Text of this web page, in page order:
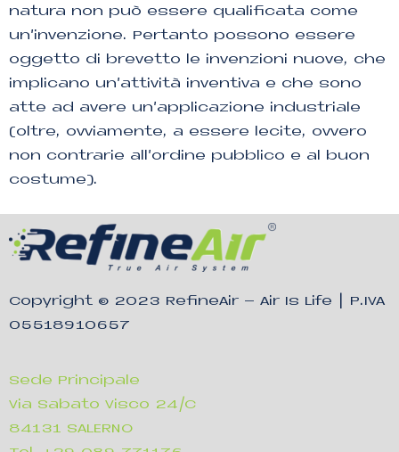
natura non può essere qualificata come
un’invenzione. Pertanto possono essere
oggetto di brevetto le invenzioni nuove, che
implicano un’attività inventiva e che sono
atte ad avere un’applicazione industriale
(oltre, ovviamente, a essere lecite, ovvero
non contrarie all’ordine pubblico e al buon
costume).
Copyright © 2023 RefineAir – Air Is Life | P.IVA
05518910657
Sede Principale
Via Sabato Visco 24/C
84131 SALERNO